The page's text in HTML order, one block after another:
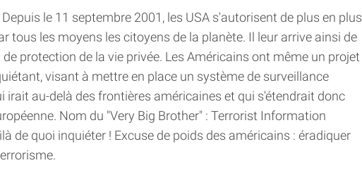
le 11 septembre 2001, les USA s'autorisent de plus en plus
tous les moyens les citoyens de la planète. Il leur arrive ainsi de
protection de la vie privée. Les Américains ont même un projet
visant à mettre en place un système de surveillance
irait au-delà des frontières américaines et qui s'étendrait donc
Nom du "Very Big Brother" : Terrorist Information
de quoi inquiéter ! Excuse de poids des américains : éradiquer